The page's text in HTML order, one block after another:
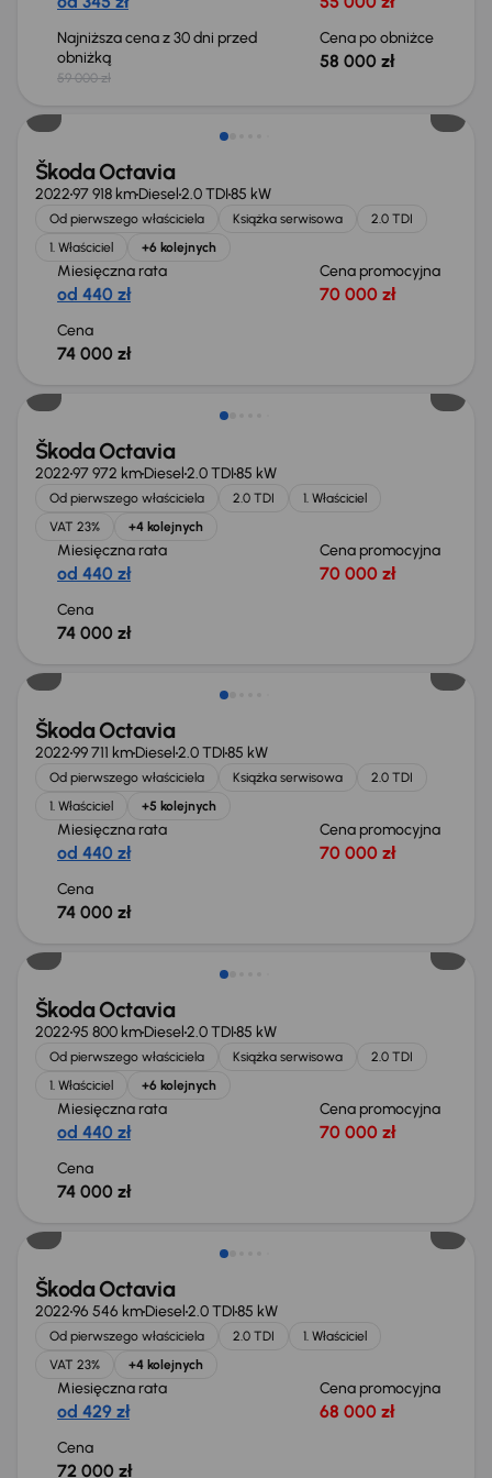
Najniższa cena z 30 dni przed
obniżką
59 000 zł
Cena po obniżce
58 000 zł
Możliwość odliczenia VAT
Škoda Octavia
202297 918 kmDiesel2.0 TDI85 kW
Od pierwszego właściciela Książka serwisowa
2.0 TDI
1. Właściciel
+6 kolejnych
Miesięczna rata
od 440 zł
Cena promocyjna
70 000 zł
Cena
74 000 zł
Škoda Octavia
202297 972 kmDiesel2.0 TDI85 kW
Od pierwszego właściciela 2.0 TDI
1. Właściciel
VAT 23%
+4 kolejnych
Miesięczna rata
od 440 zł
Cena promocyjna
70 000 zł
Cena
74 000 zł
Škoda Octavia
202299 711 kmDiesel2.0 TDI85 kW
Od pierwszego właściciela Książka serwisowa
2.0 TDI
1. Właściciel
+5 kolejnych
Miesięczna rata
od 440 zł
Cena promocyjna
70 000 zł
Cena
74 000 zł
Škoda Octavia
202295 800 kmDiesel2.0 TDI85 kW
Od pierwszego właściciela Książka serwisowa
2.0 TDI
1. Właściciel
+6 kolejnych
Miesięczna rata
od 440 zł
Cena promocyjna
70 000 zł
Cena
74 000 zł
Škoda Octavia
202296 546 kmDiesel2.0 TDI85 kW
Od pierwszego właściciela 2.0 TDI
1. Właściciel
VAT 23%
+4 kolejnych
Miesięczna rata
od 429 zł
Cena promocyjna
68 000 zł
Cena
72 000 zł